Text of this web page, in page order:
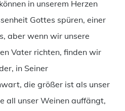
in unserem Herzen
Gottes spüren, einer
aber wenn wir unsere
Vater richten, finden wir
in Seiner
die größer ist als unser
all unser Weinen auffängt,